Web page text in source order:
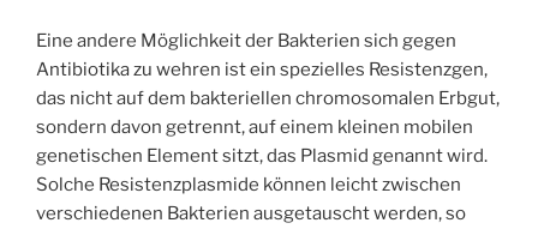
Eine andere Möglichkeit der Bakterien sich gegen
Antibiotika zu wehren ist ein spezielles Resistenzgen,
das nicht auf dem bakteriellen chromosomalen Erbgut,
sondern davon getrennt, auf einem kleinen mobilen
genetischen Element sitzt, das Plasmid genannt wird.
Solche Resistenzplasmide können leicht zwischen
verschiedenen Bakterien ausgetauscht werden, so